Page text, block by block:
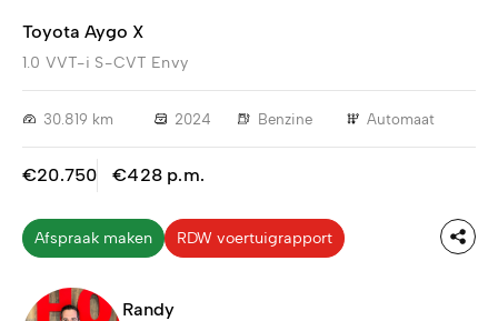
Toyota Aygo X
1.0 VVT-i S-CVT Envy
30.819 km 2024 Benzine Automaat
€20.750 €428 p.m.
Afspraak maken RDW voertuigrapport
Randy